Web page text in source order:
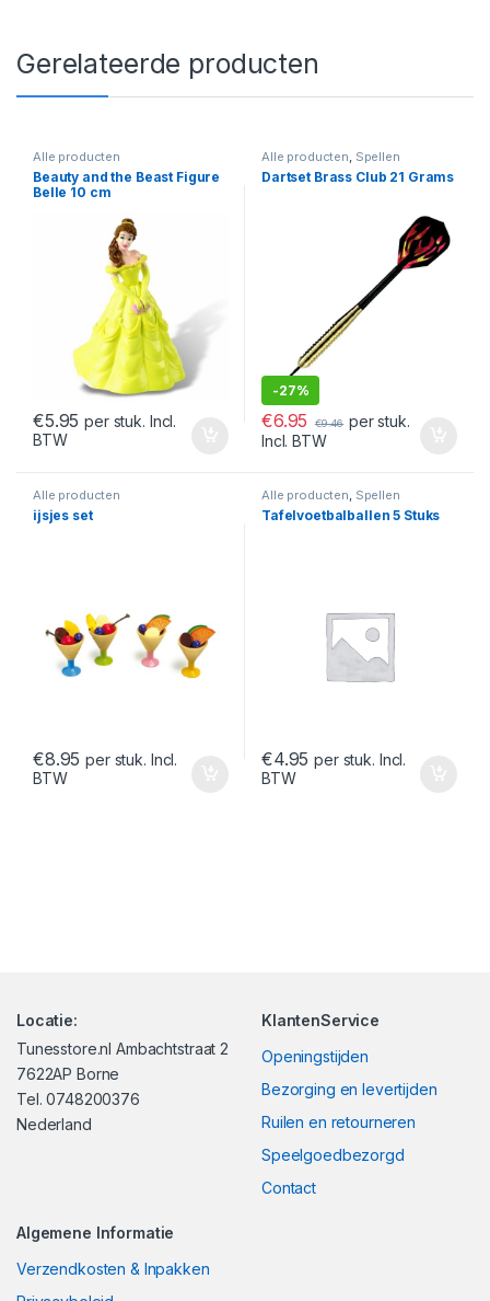
Gerelateerde producten
Alle producten
Beauty and the Beast Figure
Belle 10 cm
€5.95 per stuk. Incl.
BTW
Alle producten, Spellen
Dartset Brass Club 21 Grams
-27%
€6.95 €9.46 per stuk.
Incl. BTW
Alle producten
ijsjes set
€8.95 per stuk. Incl.
BTW
Alle producten, Spellen
Tafelvoetbalballen 5 Stuks
€4.95 per stuk. Incl.
BTW
Locatie:
Tunesstore.nl Ambachtstraat 2
7622AP Borne
Tel. 0748200376
Nederland
KlantenService
Openingstijden
Bezorging en levertijden
Ruilen en retourneren
Speelgoedbezorgd
Contact
Algemene Informatie
Verzendkosten & Inpakken